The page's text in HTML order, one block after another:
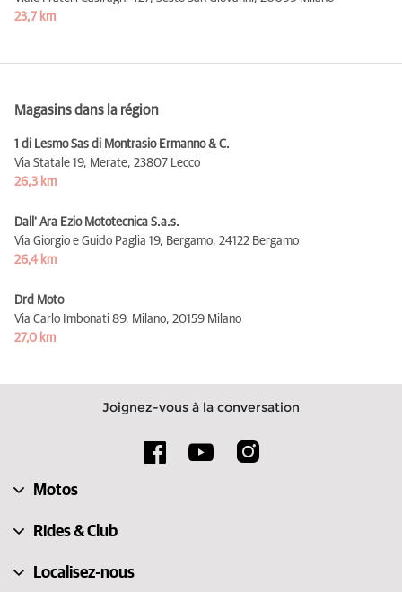
23,7 km
Magasins dans la région
1 di Lesmo Sas di Montrasio Ermanno & C.
Via Statale 19, Merate, 23807 Lecco
26,3 km
Dall' Ara Ezio Mototecnica S.a.s.
Via Giorgio e Guido Paglia 19, Bergamo, 24122 Bergamo
26,4 km
Drd Moto
Via Carlo Imbonati 89, Milano, 20159 Milano
27,0 km
Joignez-vous à la conversation
Motos
Rides & Club
Localisez-nous